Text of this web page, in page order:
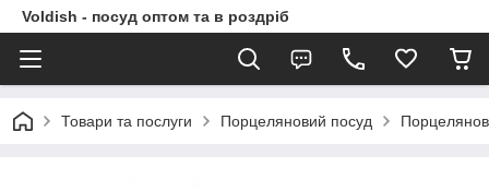
Voldish - посуд оптом та в роздріб
Товари та послуги Порцеляновий посуд